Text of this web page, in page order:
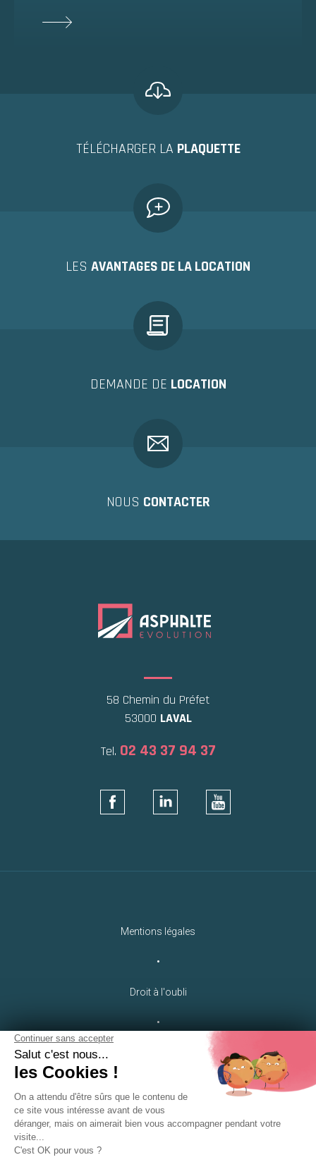
TÉLÉCHARGER LA PLAQUETTE
LES AVANTAGES DE LA LOCATION
DEMANDE DE LOCATION
NOUS CONTACTER
58 Chemin du Préfet
53000 LAVAL
Tel. 02 43 37 94 37
Mentions légales
•
Droit à l'oubli
•
LEB Communication
•